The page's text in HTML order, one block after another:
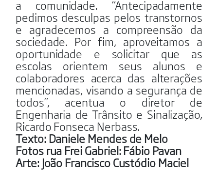
a comunidade. “Antecipadamente
pedimos desculpas pelos transtornos
e agradecemos a compreensão da
sociedade. Por fim, aproveitamos a
oportunidade e solicitar que as
escolas orientem seus alunos e
colaboradores acerca das alterações
mencionadas, visando a segurança de
todos”, acentua o diretor de
Engenharia de Trânsito e Sinalização,
Ricardo Fonseca Nerbass.
Texto: Daniele Mendes de Melo
Fotos rua Frei Gabriel: Fábio Pavan
Arte: João Francisco Custódio Maciel